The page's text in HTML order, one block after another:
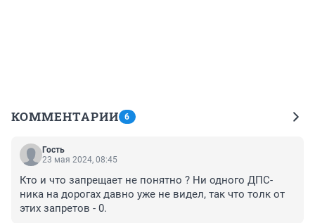
КОММЕНТАРИИ 6
Гость
23 мая 2024, 08:45
Кто и что запрещает не понятно ? Ни одного ДПС-
ника на дорогах давно уже не видел, так что толк от
этих запретов - 0.